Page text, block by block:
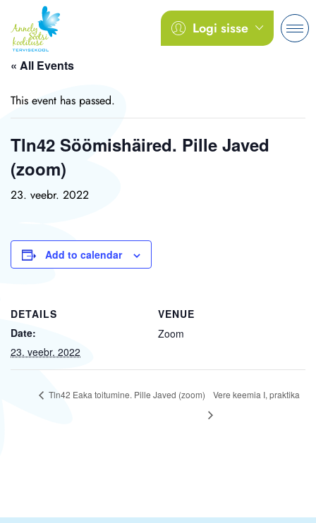
Logi sisse
« All Events
This event has passed.
Tln42 Söömishäired. Pille Javed
(zoom)
23. veebr. 2022
Add to calendar
DETAILS
Date:
23. veebr. 2022
VENUE
Zoom
Tln42 Eaka toitumine. Pille Javed (zoom) Vere keemia I, praktika